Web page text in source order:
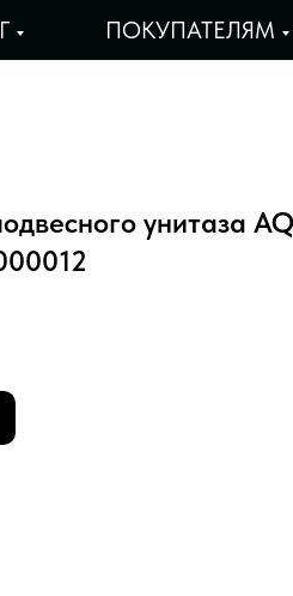
ПОКУПАТЕЛЯМ
унитаза